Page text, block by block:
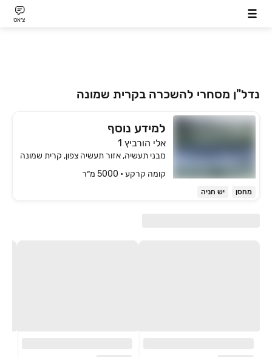
צ׳אט
נדל"ן מסחרי להשכרה בקרית שמונה
למידע נוסף
אלי הורביץ 1
מבני תעשיה, אזור תעשיה צפון, קרית שמונה
קומה ‎קרקע‏ • 5000 מ״ר
מחסן יש חניה